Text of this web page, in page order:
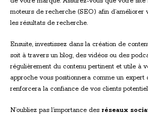
moteurs de recherche (SEO) afin d’améliorer
les résultats de recherche.
Ensuite, investissez dans la création de
soit à travers un blog, des vidéos ou des
régulièrement du contenu pertinent et utile à
approche vous positionnera comme un
renforcera la confiance de vos clients
N’oubliez pas l’importance des réseaux